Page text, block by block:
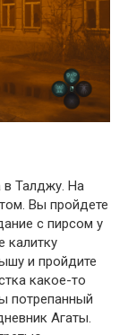
в Талджу. На
Вы пройдете
с пирсом у
калитку
и пройдите
какое-то
потрепанный
Агаты.